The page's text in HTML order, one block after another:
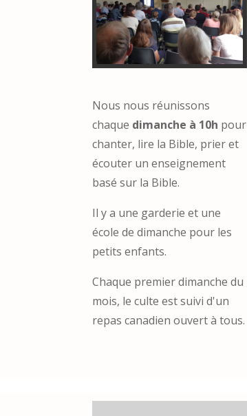
Nous nous réunissons
chaque dimanche à 10h pour
chanter, lire la Bible, prier et
écouter un enseignement
basé sur la Bible.
Il y a une garderie et une
école de dimanche pour les
petits enfants.
Chaque premier dimanche du
mois, le culte est suivi d'un
repas canadien ouvert à tous.